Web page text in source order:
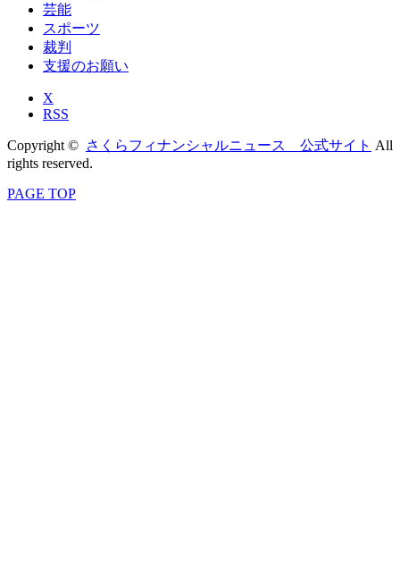
芸能
スポーツ
裁判
支援のお願い
X
RSS
Copyright © さくらフィナンシャルニュース 公式サイト All
rights reserved.
PAGE TOP